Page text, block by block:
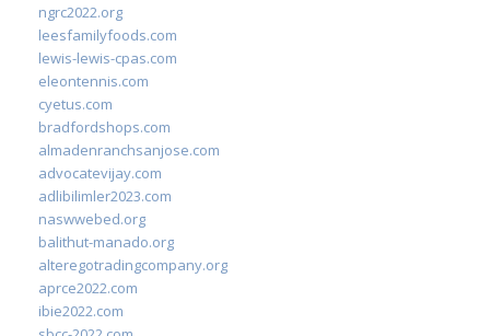
ngrc2022.org
leesfamilyfoods.com
lewis-lewis-cpas.com
eleontennis.com
cyetus.com
bradfordshops.com
almadenranchsanjose.com
advocatevijay.com
adlibilimler2023.com
naswwebed.org
balithut-manado.org
alteregotradingcompany.org
aprce2022.com
ibie2022.com